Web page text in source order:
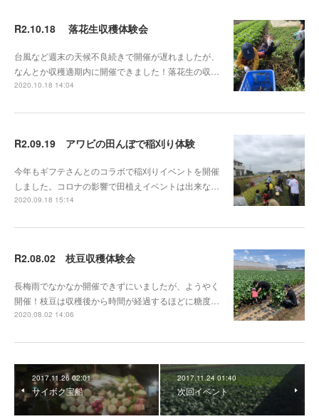
R2.10.18 落花生収穫体験会
台風など週末の天候不良続きで開催が遅れましたが、
なんとか収穫適期内に開催できました！落花生の収…
2020.10.18 14:04
R2.09.19 アワビの田んぼで稲刈り体験
今年もギフテさんとのコラボで稲刈りイベントを開催
しました。コロナの影響で田植えイベントは出来な…
2020.09.18 15:14
R2.08.02 枝豆収穫体験会
長梅雨でなかなか開催できずにいましたが、ようやく
開催！枝豆は収穫後から時間が経過するほどに糖度…
2020.08.02 14:06
2017.11.26 02:01
サイボク宝船
2017.11.24 01:40
次回イベント